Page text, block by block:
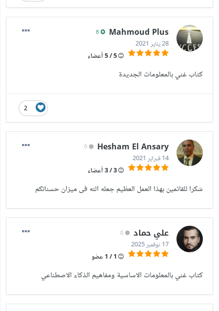
Mahmoud Plus
28 يناير 2021
كتاب غني بالمعلومات الجديدة
2
Hesham El Ansary
14 فبراير 2021
شكرا للقائمين بهذا العمل العظيم جعله الله فى ميزان حسناتكم
علي حماد
17 نوفمبر 2025
كتاب غني بالمعلومات الاساسية ومفاهيم الذكاء الاصطناعي